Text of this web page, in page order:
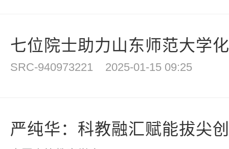
七位院士助力山东师范大学
SRC-940973221 2025-01-15 09:25
严纯华：科教融汇赋能拔尖